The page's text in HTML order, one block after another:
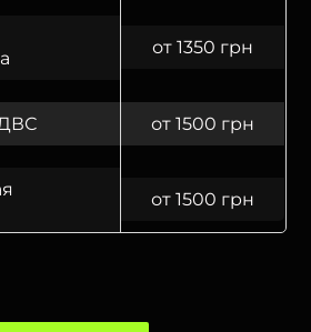
от 1350 грн
от 1500 грн
от 1500 грн